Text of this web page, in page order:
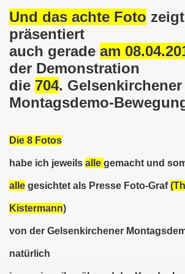
Und das achte Foto
präsentiert
auch gerade am
der Demonstration
die 704. Gelsenkirchener
Montagsdemo-
Die 8 Fotos
habe ich jeweils alle gemacht und
alle gesichtet als Presse Foto-Graf
Kistermann)
von der Gelsenkirchener
natürlich
Volk und mit dem
Eisenach: Zeichen gegen
Montagsdemonstration am
Gelsenkirchen am 12.08.2024 ab
am 13.05.2024 um 17.30
Bewegung am 08.04.2024 auf dem
ruft auf am 11.03.2024